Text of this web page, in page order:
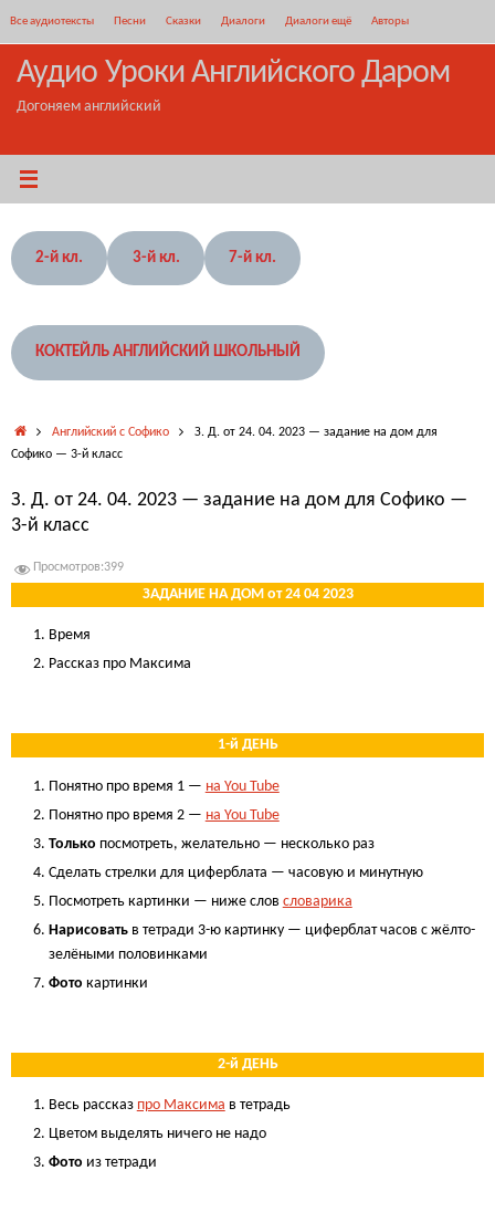
содержимому
Все аудиотексты Песни Сказки Диалоги Диалоги ещё Авторы
Аудио Уроки Английского Даром
Догоняем английский
2-й кл. 3-й кл. 7-й кл.
КОКТЕЙЛЬ АНГЛИЙСКИЙ ШКОЛЬНЫЙ
ГлавнаяАнглийский с Софико
З. Д. от 24. 04. 2023 — задание на дом для
Софико — 3-й класс
З. Д. от 24. 04. 2023 — задание на дом для Софико —
3-й класс
Просмотров:399
ЗАДАНИЕ НА ДОМ от 24 04 2023
Время
Рассказ про Максима
1-й ДЕНЬ
Понятно про время 1 — на You Tube
Понятно про время 2 — на You Tube
Только посмотреть, желательно — несколько раз
Сделать стрелки для циферблата — часовую и минутную
Посмотреть картинки — ниже слов словарика
Нарисовать в тетради 3-ю картинку — циферблат часов с жёлто-
зелёными половинками
Фото картинки
2-й ДЕНЬ
Весь рассказ про Максима в тетрадь
Цветом выделять ничего не надо
Фото из тетради